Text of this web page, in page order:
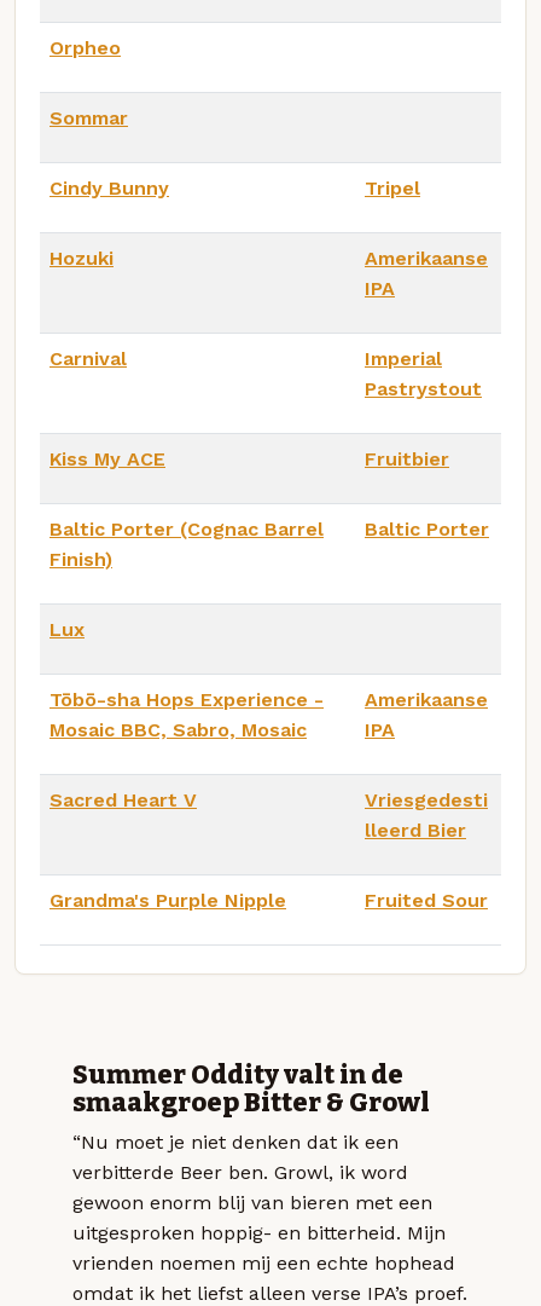
Orpheo
Sommar
Cindy Bunny Tripel
Hozuki
Amerikaanse
IPA
Carnival
Imperial
Pastrystout
Kiss My ACE Fruitbier
Baltic Porter (Cognac Barrel
Finish)
Baltic Porter
Lux
Tōbō-sha Hops Experience -
Mosaic BBC, Sabro, Mosaic
Amerikaanse
IPA
Sacred Heart V
Vriesgedesti
lleerd Bier
Grandma's Purple Nipple Fruited Sour
Summer Oddity valt in de
smaakgroep Bitter & Growl
“Nu moet je niet denken dat ik een
verbitterde Beer ben. Growl, ik word
gewoon enorm blij van bieren met een
uitgesproken hoppig- en bitterheid. Mijn
vrienden noemen mij een echte hophead
omdat ik het liefst alleen verse IPA’s proef.